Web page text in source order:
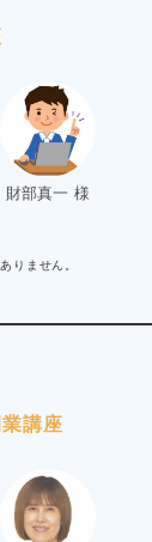
財部真一 様
せん。
講座